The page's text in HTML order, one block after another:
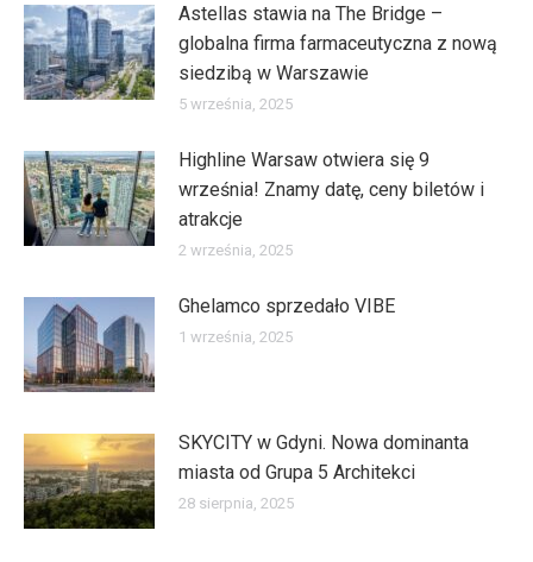
Astellas stawia na The Bridge –
globalna firma farmaceutyczna z nową
siedzibą w Warszawie
5 września, 2025
Highline Warsaw otwiera się 9
września! Znamy datę, ceny biletów i
atrakcje
2 września, 2025
Ghelamco sprzedało VIBE
1 września, 2025
SKYCITY w Gdyni. Nowa dominanta
miasta od Grupa 5 Architekci
28 sierpnia, 2025